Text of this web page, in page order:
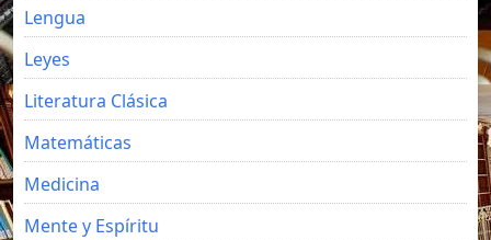
Lengua
Leyes
Literatura Clásica
Matemáticas
Medicina
Mente y Espíritu